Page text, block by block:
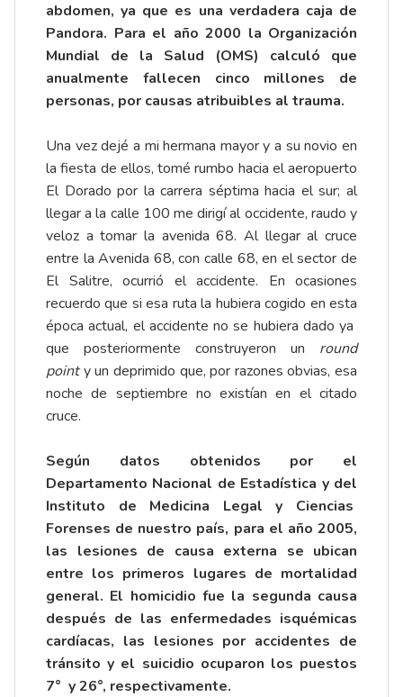
abdomen, ya que es una verdadera caja de
Pandora. Para el año 2000 la Organización
Mundial de la Salud (OMS) calculó que
anualmente fallecen cinco millones de
personas, por causas atribuibles al trauma.
Una vez dejé a mi hermana mayor y a su novio en
la fiesta de ellos, tomé rumbo hacia el aeropuerto
El Dorado por la carrera séptima hacia el sur; al
llegar a la calle 100 me dirigí al occidente, raudo y
veloz a tomar la avenida 68. Al llegar al cruce
entre la Avenida 68, con calle 68, en el sector de
El Salitre, ocurrió el accidente. En ocasiones
recuerdo que si esa ruta la hubiera cogido en esta
época actual, el accidente no se hubiera dado ya
que posteriormente construyeron un round
pointy un deprimido que, por razones obvias, esa
noche de septiembre no existían en el citado
cruce.
Según datos obtenidos por el
Departamento Nacional de Estadística y del
Instituto de Medicina Legal y Ciencias
Forenses de nuestro país, para el año 2005,
las lesiones de causa externa se ubican
entre los primeros lugares de mortalidad
general. El homicidio fue la segunda causa
después de las enfermedades isquémicas
cardíacas, las lesiones por accidentes de
tránsito y el suicidio ocuparon los puestos
7° y 26°, respectivamente.